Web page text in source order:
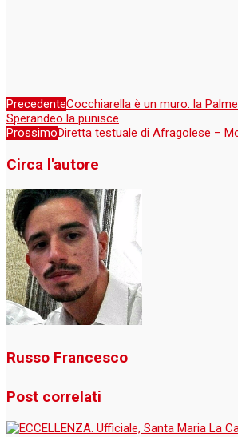
PrecedenteCocchiarella è un muro: la
Sperandeo la punisce
ProssimoDiretta testuale di Afragolese –
Circa l'autore
Russo Francesco
Post correlati